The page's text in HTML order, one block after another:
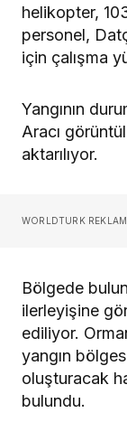
helikopter,
personel,
için çalışma
Yangının
Aracı
aktarılıyor.
WORLDTURK
Bölgede
ilerleyişine
ediliyor.
yangın
oluşturacak
bulundu.